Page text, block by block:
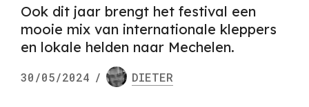
Ook dit jaar brengt het festival een
mooie mix van internationale kleppers
en lokale helden naar Mechelen.
30/05/2024 / DIETER